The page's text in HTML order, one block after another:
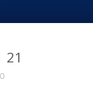
21